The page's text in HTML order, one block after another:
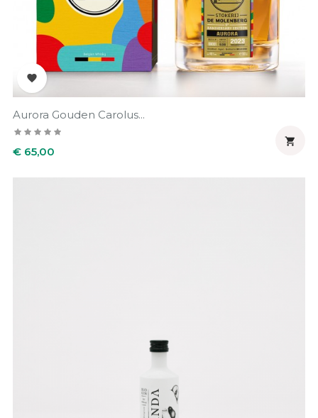

Aurora Gouden Carolus...
Prijs
€ 65,00
